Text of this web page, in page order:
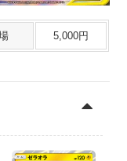
5,000円